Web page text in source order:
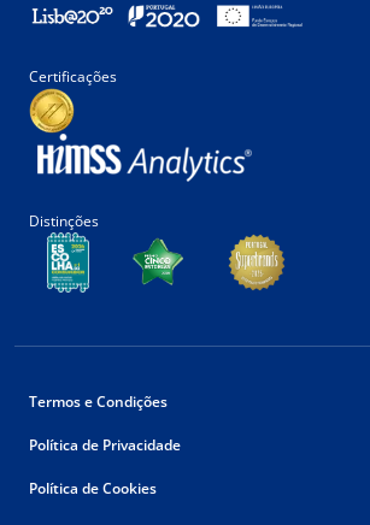
Certificações
Distinções
Termos e Condições
Política de Privacidade
Política de Cookies